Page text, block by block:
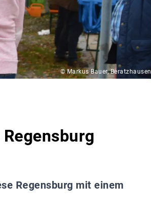
© Markus Bauer, Beratzhausen
Regensburg mit einem